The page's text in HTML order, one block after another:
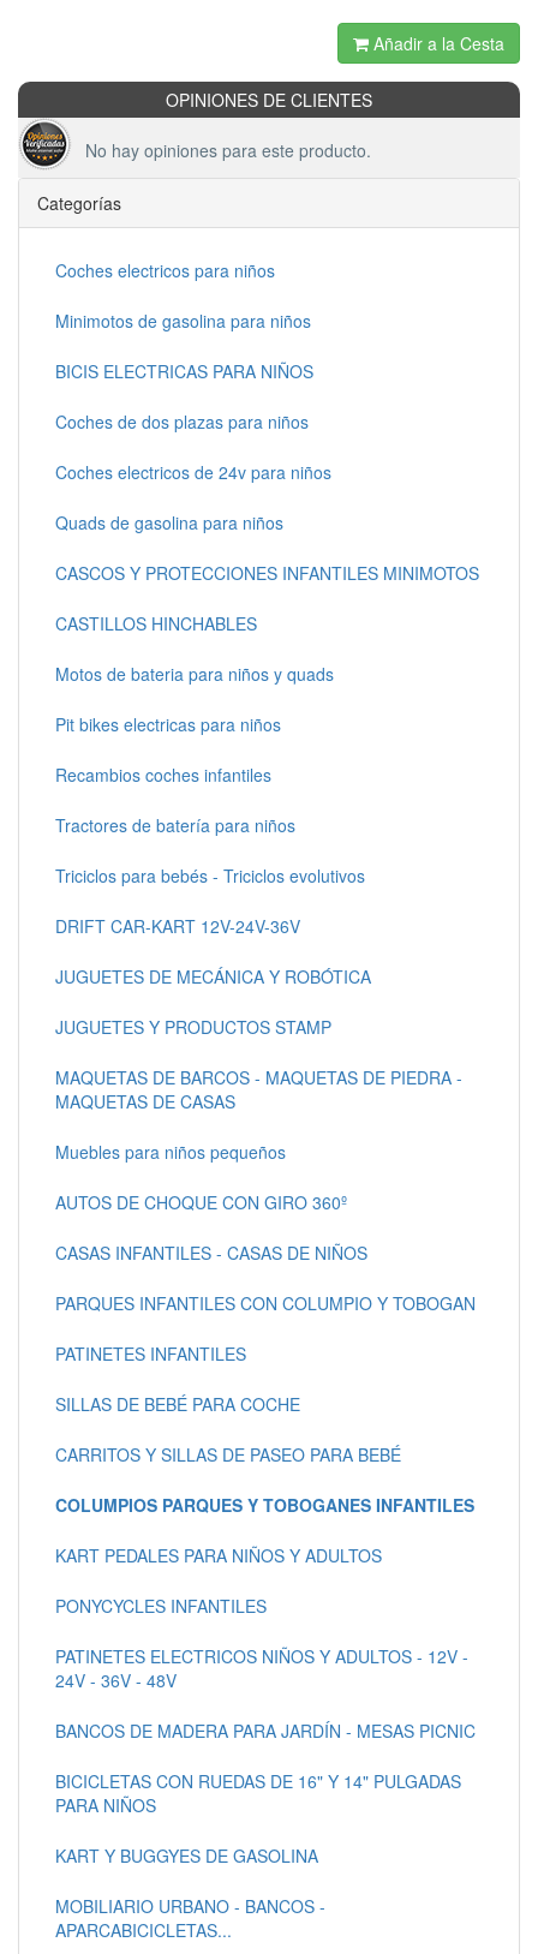
Añadir a la Cesta
OPINIONES DE CLIENTES
No hay opiniones para este producto.
Categorías
Coches electricos para niños
Minimotos de gasolina para niños
BICIS ELECTRICAS PARA NIÑOS
Coches de dos plazas para niños
Coches electricos de 24v para niños
Quads de gasolina para niños
CASCOS Y PROTECCIONES INFANTILES MINIMOTOS
CASTILLOS HINCHABLES
Motos de bateria para niños y quads
Pit bikes electricas para niños
Recambios coches infantiles
Tractores de batería para niños
Triciclos para bebés - Triciclos evolutivos
DRIFT CAR-KART 12V-24V-36V
JUGUETES DE MECÁNICA Y ROBÓTICA
JUGUETES Y PRODUCTOS STAMP
MAQUETAS DE BARCOS - MAQUETAS DE PIEDRA -
MAQUETAS DE CASAS
Muebles para niños pequeños
AUTOS DE CHOQUE CON GIRO 360º
CASAS INFANTILES - CASAS DE NIÑOS
PARQUES INFANTILES CON COLUMPIO Y TOBOGAN
PATINETES INFANTILES
SILLAS DE BEBÉ PARA COCHE
CARRITOS Y SILLAS DE PASEO PARA BEBÉ
COLUMPIOS PARQUES Y TOBOGANES INFANTILES
KART PEDALES PARA NIÑOS Y ADULTOS
PONYCYCLES INFANTILES
PATINETES ELECTRICOS NIÑOS Y ADULTOS - 12V -
24V - 36V - 48V
BANCOS DE MADERA PARA JARDÍN - MESAS PICNIC
BICICLETAS CON RUEDAS DE 16" Y 14" PULGADAS
PARA NIÑOS
KART Y BUGGYES DE GASOLINA
MOBILIARIO URBANO - BANCOS -
APARCABICICLETAS...